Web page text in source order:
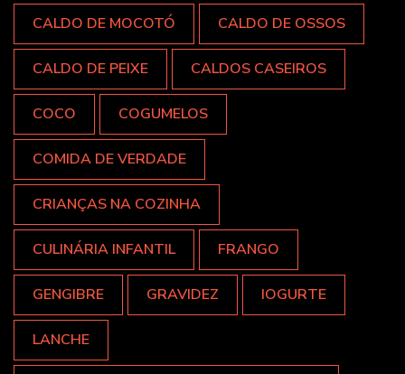
CALDO DE MOCOTÓ CALDO DE OSSOS
CALDO DE PEIXE CALDOS CASEIROS
COCO COGUMELOS
COMIDA DE VERDADE
CRIANÇAS NA COZINHA
CULINÁRIA INFANTIL FRANGO
GENGIBRE GRAVIDEZ IOGURTE
LANCHE